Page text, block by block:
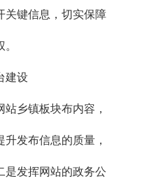
关键信息，切实保障
建设
乡镇板块布内容，
发布信息的质量，
是发挥网站的政务公